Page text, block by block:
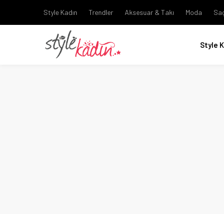
Style Kadın Trendler Aksesuar & Takı Moda
Style